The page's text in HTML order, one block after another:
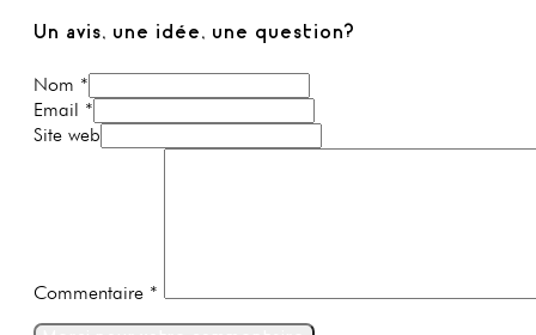
Un avis, une idée, une question?
Nom *
Email *
Site web
Commentaire *